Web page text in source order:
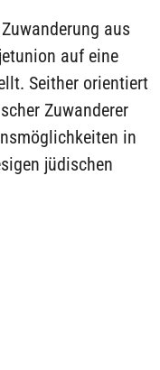
aus
auf eine
Seither orientiert
Zuwanderer
in
jüdischen